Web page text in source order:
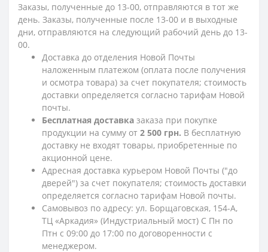
Заказы, полученные до 13-00, отправляются в тот же
день. Заказы, полученные после 13-00 и в выходные
дни, отправляются на следующий рабочий день до 13-
00.
Доставка до отделения Новой Почты
наложенным платежом (оплата после получения
и осмотра товара) за счет покупателя; стоимость
доставки определяется согласно тарифам Новой
почты.
Бесплатная доставка заказа при покупке
продукции на сумму от 2 500 грн. В бесплатную
доставку не входят товары, приобретенные по
акционной цене.
Адресная доставка курьером Новой Почты ("до
дверей") за счет покупателя; стоимость доставки
определяется согласно тарифам Новой почты.
Самовывоз по адресу: ул. Борщаговская, 154-А,
ТЦ «Аркадия» (Индустриальный мост) С Пн по
Птн с 09:00 до 17:00 по договоренности с
менеджером.